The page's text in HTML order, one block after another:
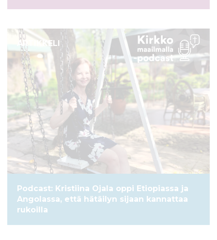
ARTIKKELI
Podcast: Kristiina Ojala oppi Etiopiassa ja
Angolassa, että hätäilyn sijaan kannattaa
rukoilla